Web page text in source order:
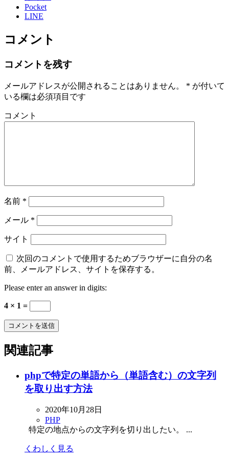
Pocket
LINE
コメント
コメントを残す
メールアドレスが公開されることはありません。 * が付いて
いる欄は必須項目です
コメント
名前 *
メール *
サイト
次回のコメントで使用するためブラウザーに自分の名
前、メールアドレス、サイトを保存する。
Please enter an answer in digits:
4 × 1 =
関連記事
phpで特定の単語から（単語含む）の文字列
を取り出す方法
2020年10月28日
PHP
特定の地点からの文字列を切り出したい。 ...
くわしく見る